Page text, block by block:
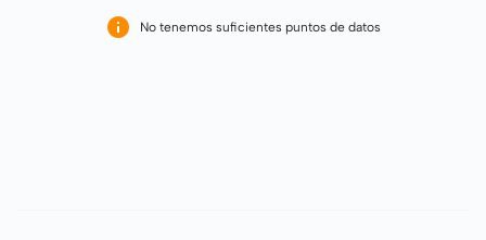
No tenemos suficientes puntos de datos